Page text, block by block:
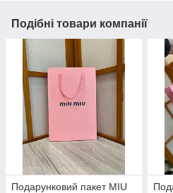
Подібні товари компанії
Подарунковий пакет MIU